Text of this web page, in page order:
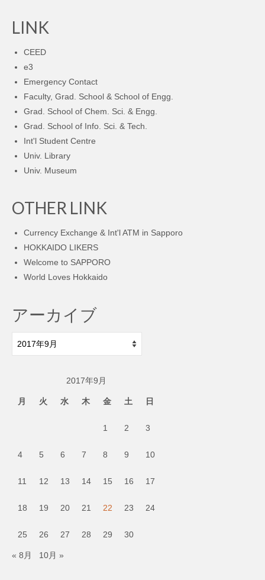
LINK
CEED
e3
Emergency Contact
Faculty, Grad. School & School of Engg.
Grad. School of Chem. Sci. & Engg.
Grad. School of Info. Sci. & Tech.
Int'l Student Centre
Univ. Library
Univ. Museum
OTHER LINK
Currency Exchange & Int'l ATM in Sapporo
HOKKAIDO LIKERS
Welcome to SAPPORO
World Loves Hokkaido
アーカイブ
ー
2017年9月
月 火 水 木 金 土 日
1 2 3
4 5 6 7 8 9 10
11 12 13 14 15 16 17
18 19 20 21 22 23 24
25 26 27 28 29 30
« 8月 10月 »